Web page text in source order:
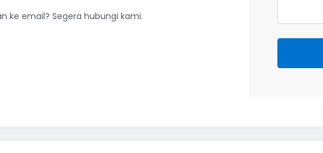
ke email? Segera hubungi kami.